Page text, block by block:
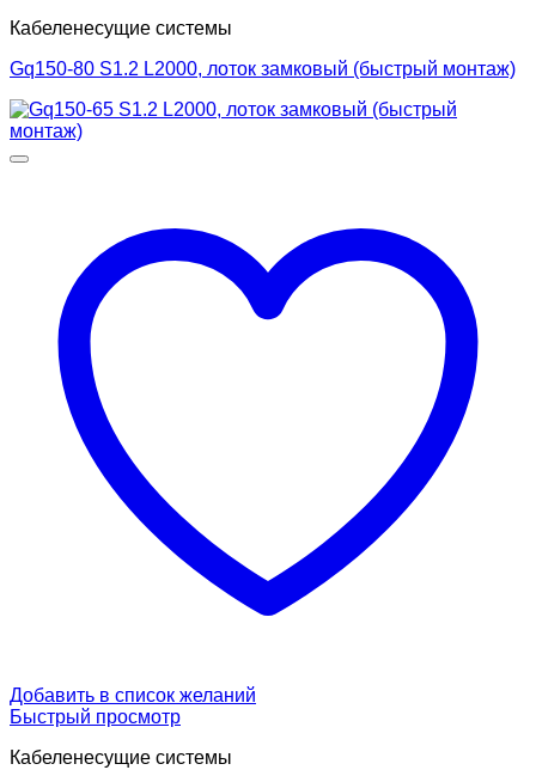
Кабеленесущие системы
Gq150-80 S1.2 L2000, лоток замковый (быстрый монтаж)
Добавить в список желаний
Быстрый просмотр
Кабеленесущие системы